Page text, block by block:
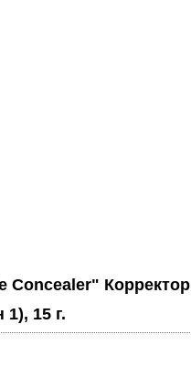
Concealer" Корректор
15 г.